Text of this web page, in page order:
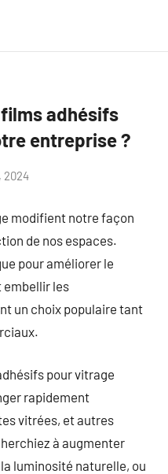
adhésifs
entreprise ?
2024
modifient notre façon
de nos espaces.
pour améliorer le
embellir les
un choix populaire tant
pour vitrage
rapidement
vitrées, et autres
à augmenter
luminosité naturelle, ou